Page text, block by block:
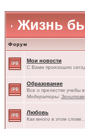
Жизнь
Форум
Мои новости
С Вами произошло
Образование
Все о прелестях учебы
Модераторы:
Любовь
Как много в этом слове...